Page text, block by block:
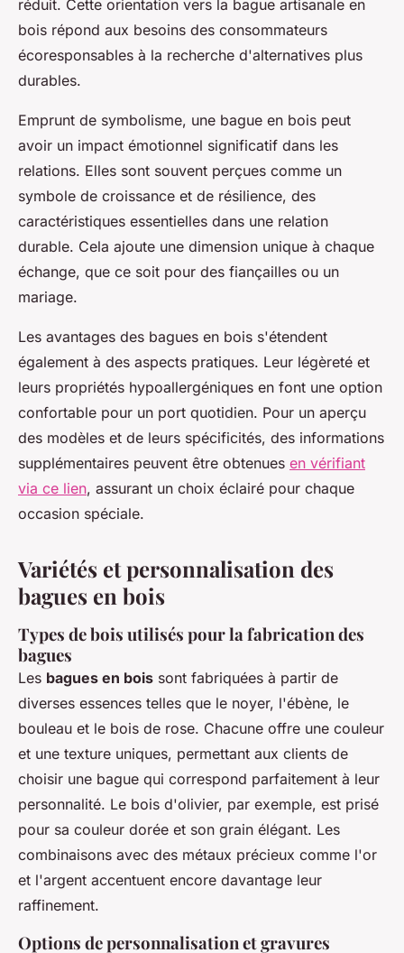
réduit. Cette orientation vers la bague artisanale en
bois répond aux besoins des consommateurs
écoresponsables à la recherche d'alternatives plus
durables.
Emprunt de symbolisme, une bague en bois peut
avoir un impact émotionnel significatif dans les
relations. Elles sont souvent perçues comme un
symbole de croissance et de résilience, des
caractéristiques essentielles dans une relation
durable. Cela ajoute une dimension unique à chaque
échange, que ce soit pour des fiançailles ou un
mariage.
Les avantages des bagues en bois s'étendent
également à des aspects pratiques. Leur légèreté et
leurs propriétés hypoallergéniques en font une option
confortable pour un port quotidien. Pour un aperçu
des modèles et de leurs spécificités, des informations
supplémentaires peuvent être obtenues en vérifiant
via ce lien, assurant un choix éclairé pour chaque
occasion spéciale.
Variétés et personnalisation des
bagues en bois
Types de bois utilisés pour la fabrication des
bagues
Les bagues en bois sont fabriquées à partir de
diverses essences telles que le noyer, l'ébène, le
bouleau et le bois de rose. Chacune offre une couleur
et une texture uniques, permettant aux clients de
choisir une bague qui correspond parfaitement à leur
personnalité. Le bois d'olivier, par exemple, est prisé
pour sa couleur dorée et son grain élégant. Les
combinaisons avec des métaux précieux comme l'or
et l'argent accentuent encore davantage leur
raffinement.
Options de personnalisation et gravures